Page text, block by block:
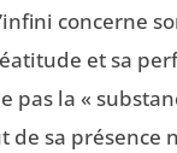
concerne
et sa
pas la «
de sa présence